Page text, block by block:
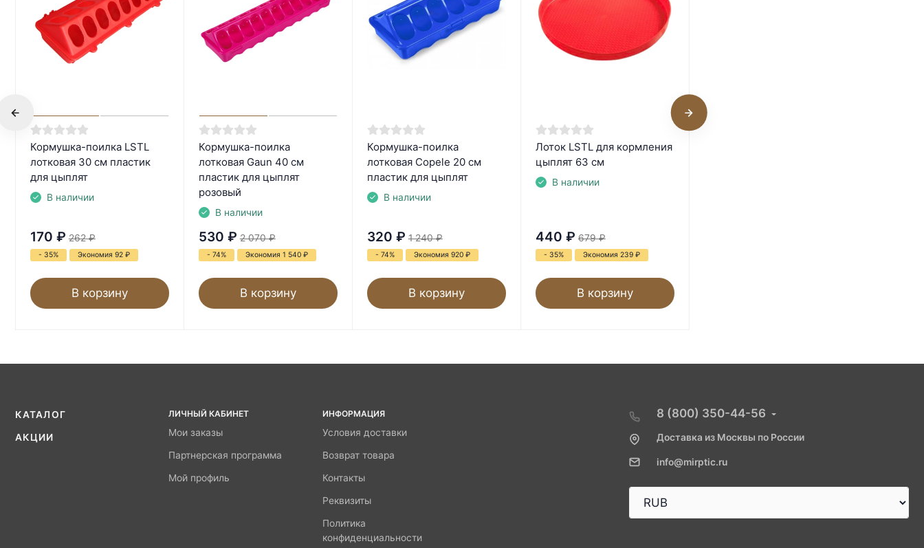
Кормушка-поилка LSTL
лотковая 30 см пластик
для цыплят
В наличии
170 ₽ 262 ₽
- 35% Экономия 92 ₽
В корзину
Кормушка-поилка
лотковая Gaun 40 см
пластик для цыплят
розовый
В наличии
530 ₽ 2 070 ₽
- 74% Экономия 1 540 ₽
В корзину
Кормушка-поилка
лотковая Copele 20 см
пластик для цыплят
В наличии
320 ₽ 1 240 ₽
- 74% Экономия 920 ₽
В корзину
Лоток LSTL для кормления
цыплят 63 см
В наличии
440 ₽ 679 ₽
- 35% Экономия 239 ₽
В корзину
КАТАЛОГ
АКЦИИ
ЛИЧНЫЙ КАБИНЕТ
Мои заказы
Партнерская программа
Мой профиль
ИНФОРМАЦИЯ
Условия доставки
Возврат товара
Контакты
Реквизиты
Политика
конфиденциальности
8 (800) 350-44-56
Доставка из Москвы по России
info@mirptic.ru